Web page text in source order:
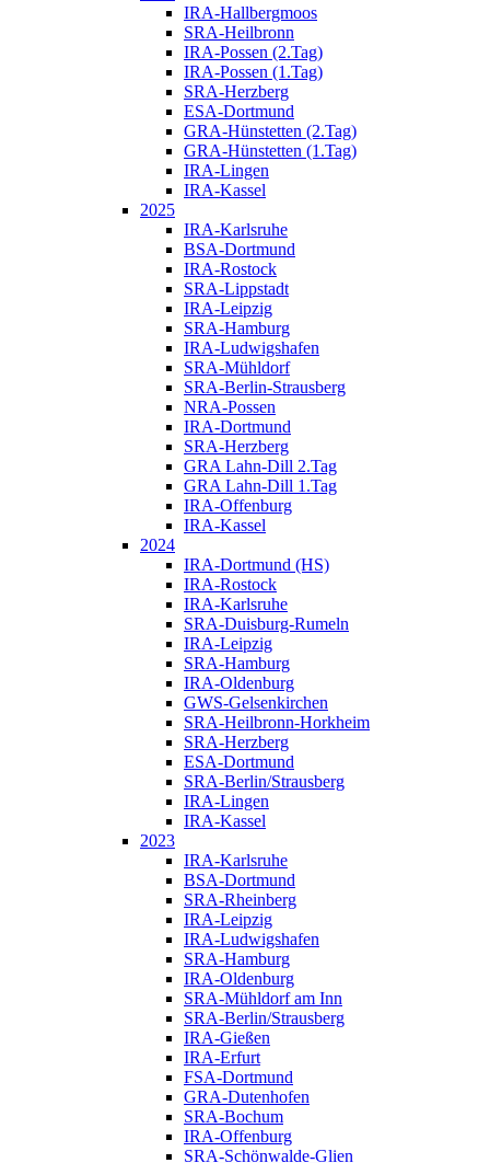
IRA-Hallbergmoos
SRA-Heilbronn
IRA-Possen (2.Tag)
IRA-Possen (1.Tag)
SRA-Herzberg
ESA-Dortmund
GRA-Hünstetten (2.Tag)
GRA-Hünstetten (1.Tag)
IRA-Lingen
IRA-Kassel
2025
IRA-Karlsruhe
BSA-Dortmund
IRA-Rostock
SRA-Lippstadt
IRA-Leipzig
SRA-Hamburg
IRA-Ludwigshafen
SRA-Mühldorf
SRA-Berlin-Strausberg
NRA-Possen
IRA-Dortmund
SRA-Herzberg
GRA Lahn-Dill 2.Tag
GRA Lahn-Dill 1.Tag
IRA-Offenburg
IRA-Kassel
2024
IRA-Dortmund (HS)
IRA-Rostock
IRA-Karlsruhe
SRA-Duisburg-Rumeln
IRA-Leipzig
SRA-Hamburg
IRA-Oldenburg
GWS-Gelsenkirchen
SRA-Heilbronn-Horkheim
SRA-Herzberg
ESA-Dortmund
SRA-Berlin/Strausberg
IRA-Lingen
IRA-Kassel
2023
IRA-Karlsruhe
BSA-Dortmund
SRA-Rheinberg
IRA-Leipzig
IRA-Ludwigshafen
SRA-Hamburg
IRA-Oldenburg
SRA-Mühldorf am Inn
SRA-Berlin/Strausberg
IRA-Gießen
IRA-Erfurt
FSA-Dortmund
GRA-Dutenhofen
SRA-Bochum
IRA-Offenburg
SRA-Schönwalde-Glien